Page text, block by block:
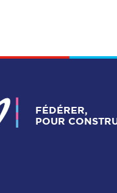
FÉDÉRER,
POUR